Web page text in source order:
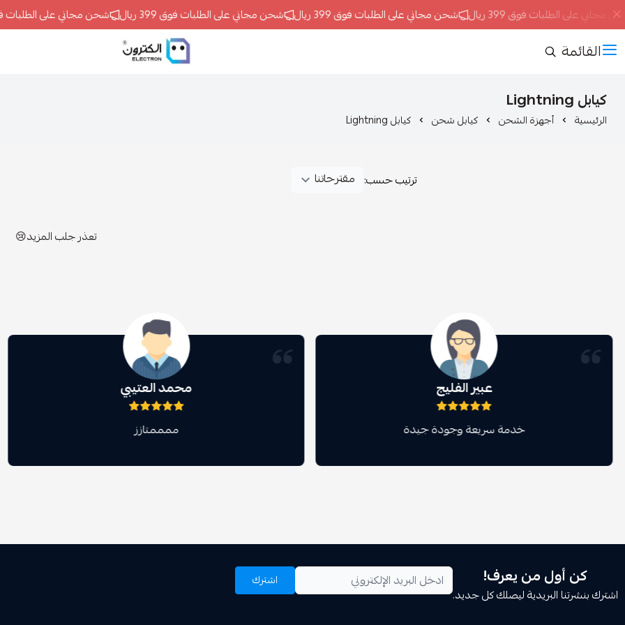
على الطلبات فوق 399 ريال شحن مجاني على الطلبات فوق 399 ريال شحن مجاني على الطلبات فوق 399 ريال شحن مجاني على الطلبات فوق 399
القائمة ELECTRON
كيابل Lightning
الرئيسية أجهزة الشحن كيابل شحن كيابل Lightning
ترتيب حسب:
تعذر جلب المزيد😢
عبير الفليج
خدمة سريعة وجودة جيدة
محمد العتيبي
ممممتازز
كن أول من يعرف!
اشترك بنشرتنا البريدية ليصلك كل جديد.
اشترك